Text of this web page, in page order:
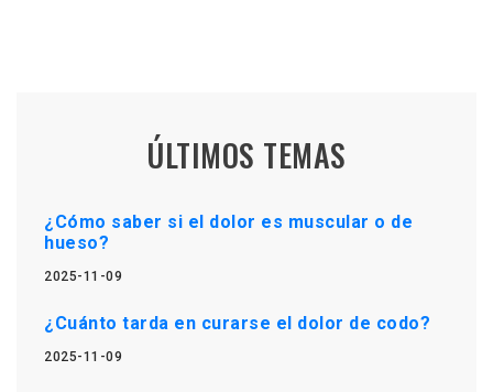
ÚLTIMOS TEMAS
¿Cómo saber si el dolor es muscular o de
hueso?
2025-11-09
¿Cuánto tarda en curarse el dolor de codo?
2025-11-09